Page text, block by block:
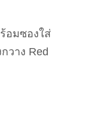
อมซองใส่
วาง Red